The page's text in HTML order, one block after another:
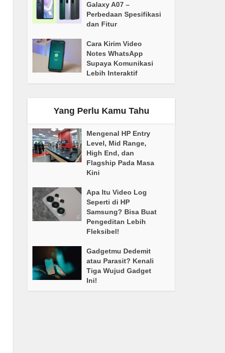
Galaxy A07 –
Perbedaan Spesifikasi
dan Fitur
Cara Kirim Video
Notes WhatsApp
Supaya Komunikasi
Lebih Interaktif
Yang Perlu Kamu Tahu
Mengenal HP Entry
Level, Mid Range,
High End, dan
Flagship Pada Masa
Kini
Apa Itu Video Log
Seperti di HP
Samsung? Bisa Buat
Pengeditan Lebih
Fleksibel!
Gadgetmu Dedemit
atau Parasit? Kenali
Tiga Wujud Gadget
Ini!